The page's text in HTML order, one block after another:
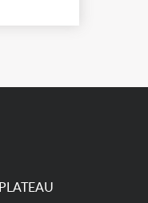
PLATEAU